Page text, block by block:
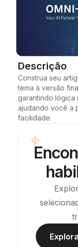
Atualizações
Descrição
Construa seu
tema à versão
garantindo lógica
ajudando você a
facilidade.